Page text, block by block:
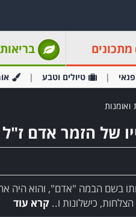
מתכונים
טיולים וטבע
ואומנות
של הזמר אדם ז"ל
בשם הבמה "אדם", והוא היה
כישלונות ו.. קרא עוד